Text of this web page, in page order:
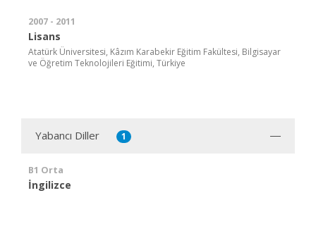
2007 - 2011
Lisans
Atatürk Üniversitesi, Kâzım Karabekir Eğitim Fakültesi, Bilgisayar
ve Öğretim Teknolojileri Eğitimi, Türkiye
Yabancı Diller 1
B1 Orta
İngilizce